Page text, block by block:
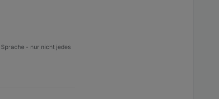
- nur nicht jedes